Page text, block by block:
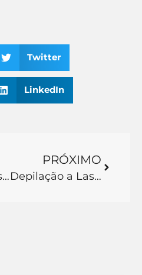
Twitter
LinkedIn
A mulher precisa depilar para fazer ultrassom?
PRÓXIMO
Depilação a Laser com Light Sheer Duet: Eficácia e Benefício